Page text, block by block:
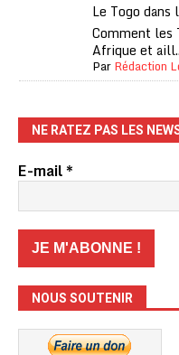
Le Togo dans
Comment les
Afrique et
ParRédaction
NE RATEZ PAS LES
E-mail*
NOUS SOUTENIR